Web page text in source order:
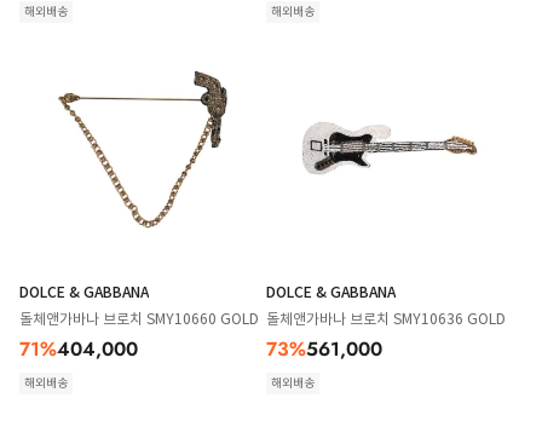
해외배송 해외배송
DOLCE & GABBANA
돌체앤가바나 브로치 SMY10660 GOLD
71%404,000
해외배송
DOLCE & GABBANA
돌체앤가바나 브로치 SMY10636 GOLD
73%561,000
해외배송